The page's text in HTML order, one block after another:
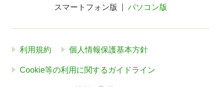
スマートフォン版 パソコン版
利用規約 個人情報保護基本方針
Cookie等の利用に関するガイドライン